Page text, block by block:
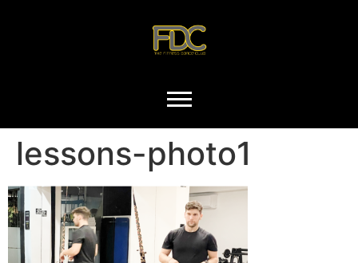
lessons-photo1